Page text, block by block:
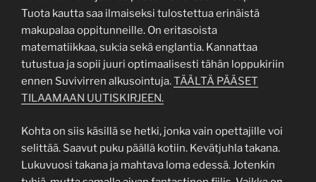
Tuota kautta saa ilmaiseksi tulostettua erinäistä
makupalaa oppitunneille. On eritasoista
matematiikkaa, suk:ia sekä englantia. Kannattaa
tutustua ja sopii juuri optimaalisesti tähän loppukiriin
ennen Suvivirren alkusointuja.TÄÄLTÄ PÄÄSET
TILAAMAAN UUTISKIRJEEN.
Kohta on siis käsillä se hetki, jonka vain opettajille voi
selittää. Saavut puku päällä kotiin. Kevätjuhla takana.
Lukuvuosi takana ja mahtava loma edessä. Jotenkin